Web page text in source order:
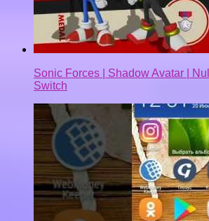
Как заработать на телефоне,